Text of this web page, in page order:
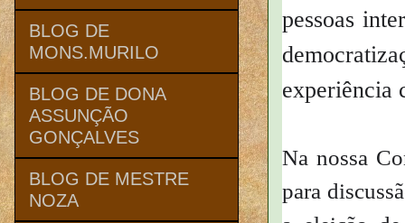
pessoas
experiência
Na nossa
para
BLOG DE
MONS.MURILO
BLOG DE DONA
ASSUNÇÃO
GONÇALVES
BLOG DE MESTRE
NOZA